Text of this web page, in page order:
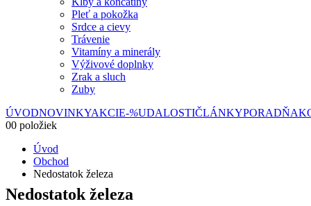
Pleť a pokožka
Srdce a cievy
Trávenie
Vitamíny a minerály
Výživové doplnky
Zrak a sluch
Zuby
ÚVODNOVINKYAKCIE-%UDALOSTIČLÁNKYPORADŇA
00 položiek
Úvod
Obchod
Nedostatok železa
Nedostatok železa